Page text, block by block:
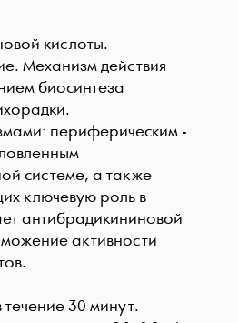
кислоты.
Механизм действия
биосинтеза
периферическим -
системе, а также
ключевую роль в
антибрадикининовой
активности
течение 30 минут.